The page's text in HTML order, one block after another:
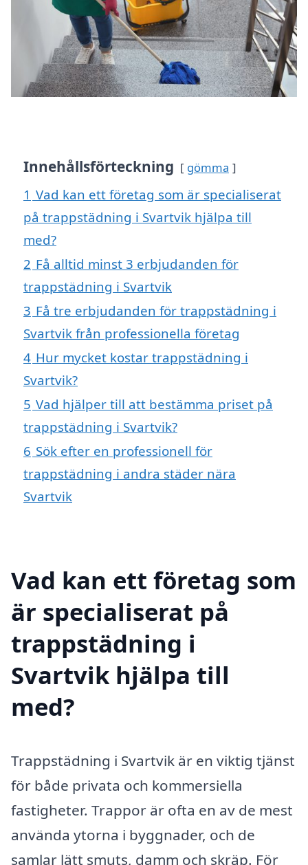
Innehållsförteckning gömma
1 Vad kan ett företag som är specialiserat
på trappstädning i Svartvik hjälpa till
med?
2 Få alltid minst 3 erbjudanden för
trappstädning i Svartvik
3 Få tre erbjudanden för trappstädning i
Svartvik från professionella företag
4 Hur mycket kostar trappstädning i
Svartvik?
5 Vad hjälper till att bestämma priset på
trappstädning i Svartvik?
6 Sök efter en professionell för
trappstädning i andra städer nära
Svartvik
Vad kan ett företag som
är specialiserat på
trappstädning i
Svartvik hjälpa till
med?
Trappstädning i Svartvik är en viktig tjänst
för både privata och kommersiella
fastigheter. Trappor är ofta en av de mest
använda ytorna i byggnader, och de
samlar lätt smuts, damm och skräp. För